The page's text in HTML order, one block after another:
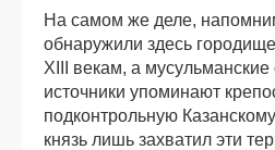
На самом же деле,
обнаружили здесь
XIII векам, а
источники упоминают
подконтрольную
князь лишь захватил эти